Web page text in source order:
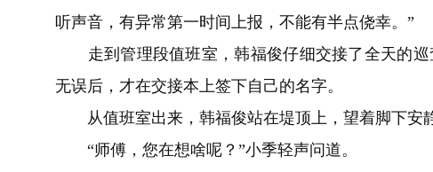
听声音，有异常第一时间上报，不能有半点侥幸。”
走到管理段值班室，韩福俊仔细交接了全天的巡
无误后，才在交接本上签下自己的名字。
从值班室出来，韩福俊站在堤顶上，望着脚下安静
“师傅，您在想啥呢？”小季轻声问道。